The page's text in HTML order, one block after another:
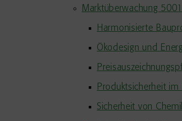
Marktüberwachung
Harmonisierte
Ökodesign und
Produktsicherheit
Sicherheit von